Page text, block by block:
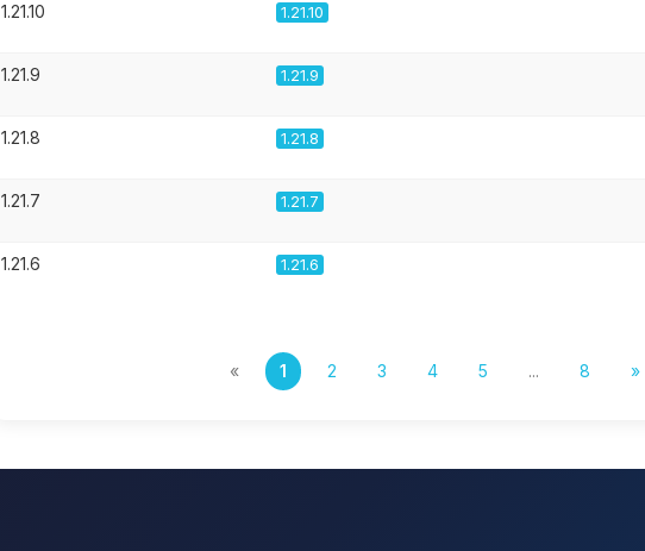
1.21.10 1.21.10
1.21.9 1.21.9
1.21.8 1.21.8
1.21.7 1.21.7
1.21.6 1.21.6
« 1 2 3 4 5 ... 8 »